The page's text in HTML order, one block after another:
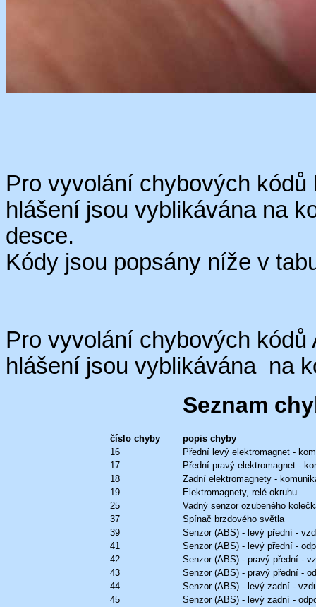
Pro vyvolání chybových
hlášení jsou vyblikávánana
desce.
Kódy jsou popsány níže v
Pro vyvolání chybových
hlášení jsou vyblikávánana
Seznam
číslo chyby
popis chyby
16
Přední levý elektromagnet -
17
Přední pravý elektromagnet -
18
Zadní elektromagnety -
19
Elektromagnety, relé okruhu
25
Vadný senzor ozubeného
37
Spínač brzdového světla
39
Senzor (ABS) - levý přední -
41
Senzor (ABS) - levý přední -
42
Senzor (ABS) - pravý přední -
43
Senzor (ABS) - pravý přední -
44
Senzor (ABS) - levý zadní -
45
Senzor (ABS) - levý zadní -